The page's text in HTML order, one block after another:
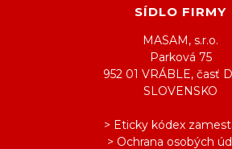
SÍDLO FIRMY
MASAM, s.r.o.
Parková 75
952 01 VRÁBLE, časť
SLOVENSKO
> Eticky kódex
> Ochrana osobých